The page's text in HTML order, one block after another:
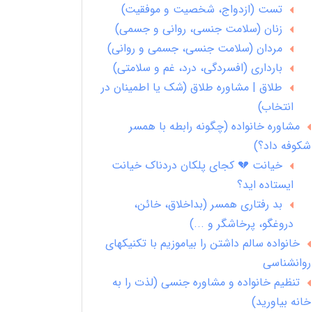
تست (ازدواج، شخصیت و موفقیت)
زنان (سلامت جنسی، روانی و جسمی)
مردان (سلامت جنسی، جسمی و روانی)
بارداری (افسردگی، درد، غم و سلامتی)
طلاق | مشاوره طلاق (شک یا اطمینان در
انتخاب)
مشاوره خانواده (چگونه رابطه با همسر
شکوفه داد؟)
خیانت 💔 کجای پلکان دردناک خیانت
ایستاده اید؟
بد رفتاری همسر (بداخلاق، خائن،
دروغگو، پرخاشگر و ...)
خانواده سالم داشتن را بیاموزیم با تکنیکهای
روانشناسی
تنظیم خانواده و مشاوره جنسی (لذت را به
خانه بیاورید)